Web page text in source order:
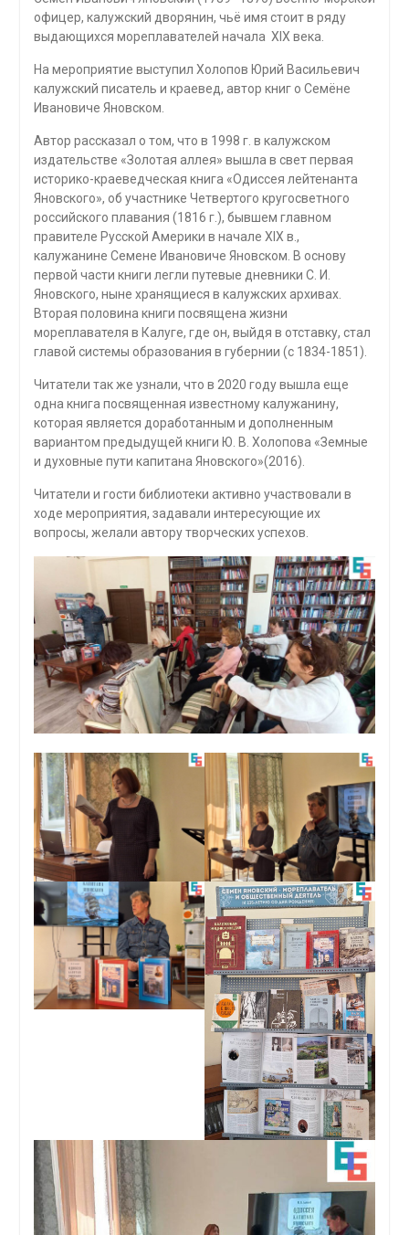
офицер, калужский дворянин, чьё имя стоит в ряду
выдающихся мореплавателей начала XIX века.
На мероприятие выступил Холопов Юрий Васильевич
калужский писатель и краевед, автор книг о Семёне
Ивановиче Яновском.
Автор рассказал о том, что в 1998 г. в калужском
издательстве «Золотая аллея» вышла в свет первая
историко-краеведческая книга «Одиссея лейтенанта
Яновского», об участнике Четвертого кругосветного
российского плавания (1816 г.), бывшем главном
правителе Русской Америки в начале ХIХ в.,
калужанине Семене Ивановиче Яновском. В основу
первой части книги легли путевые дневники С. И.
Яновского, ныне хранящиеся в калужских архивах.
Вторая половина книги посвящена жизни
мореплавателя в Калуге, где он, выйдя в отставку, стал
главой системы образования в губернии (с 1834-1851).
Читатели так же узнали, что в 2020 году вышла еще
одна книга посвященная известному калужанину,
которая является доработанным и дополненным
вариантом предыдущей книги Ю. В. Холопова «Земные
и духовные пути капитана Яновского»(2016).
Читатели и гости библиотеки активно участвовали в
ходе мероприятия, задавали интересующие их
вопросы, желали автору творческих успехов.